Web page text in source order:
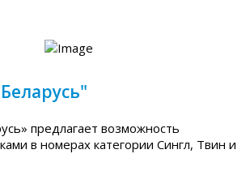
предлагает возможность
в номерах категории Сингл, Твин и